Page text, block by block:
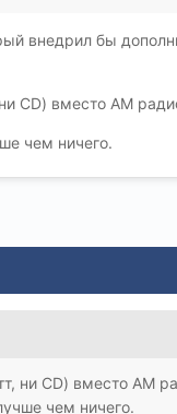
внедрил бы
CD) вместо АМ
чем ничего.
ни CD) вместо АМ
чем ничего.